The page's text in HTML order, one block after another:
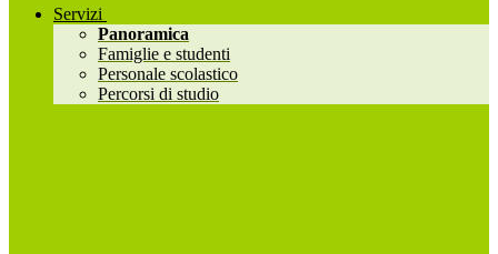
Servizi
Panoramica
Famiglie e studenti
Personale scolastico
Percorsi di studio